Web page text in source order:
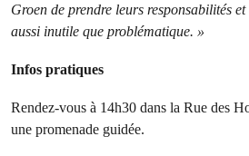
Groen de prendre leurs responsabilités
aussi inutile que problématique. »
Infos pratiques
Rendez-vous à 14h30 dans la Rue des
une promenade guidée.